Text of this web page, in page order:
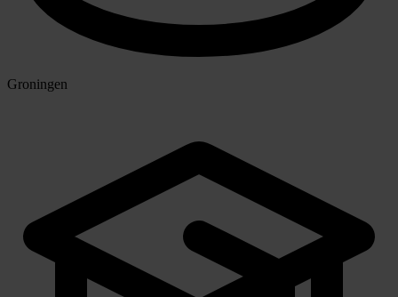
Groningen